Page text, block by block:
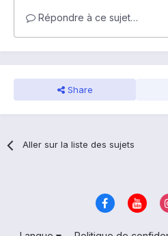
Répondre à ce sujet…
Share
Aller sur la liste des sujets